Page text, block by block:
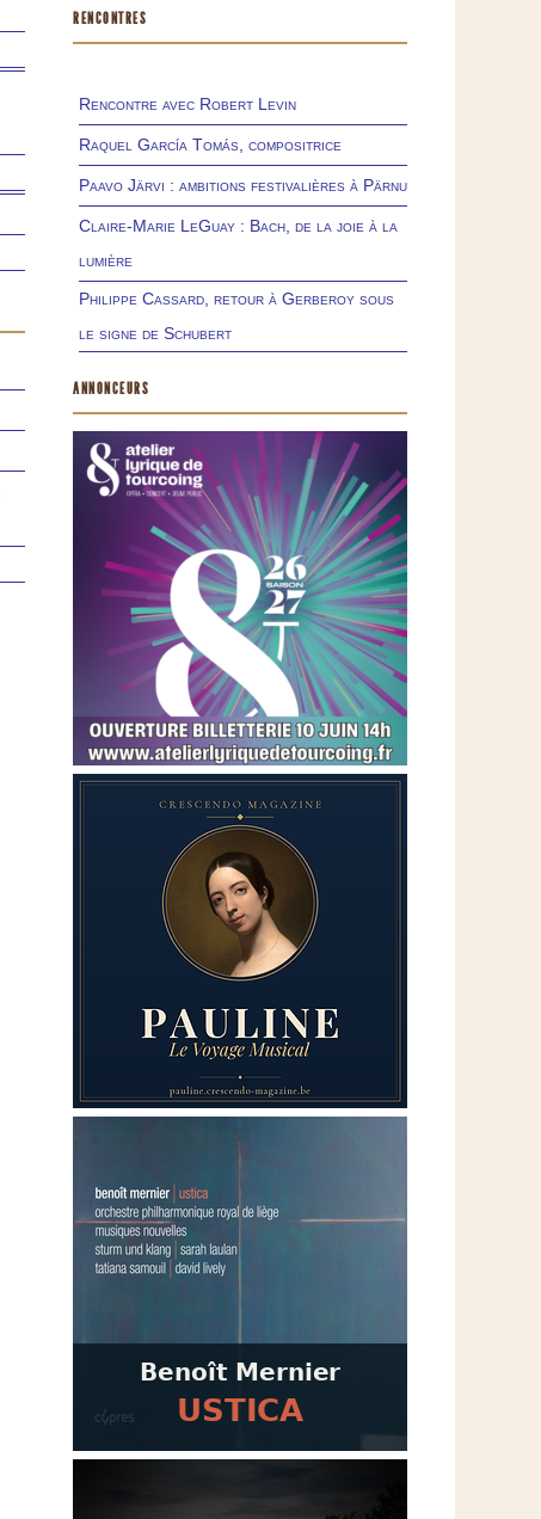
RENCONTRES
Rencontre avec Robert Levin
Raquel García Tomás, compositrice
Paavo Järvi : ambitions festivalières à Pärnu
Claire-Marie LeGuay : Bach, de la joie à la
lumière
Philippe Cassard, retour à Gerberoy sous
le signe de Schubert
ANNONCEURS